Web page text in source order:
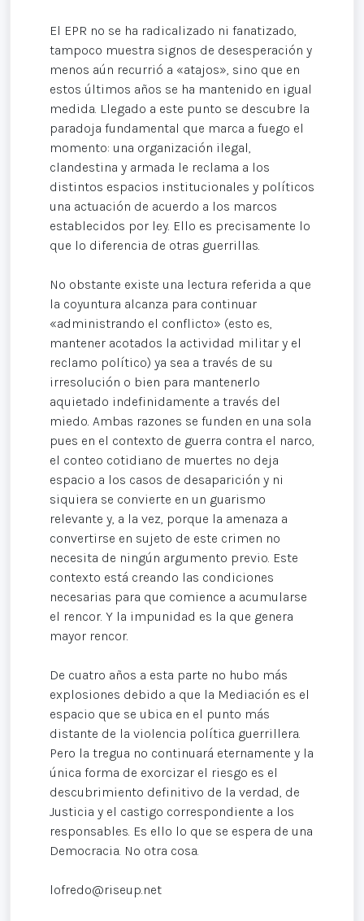
El EPR no se ha radicalizado ni fanatizado,
tampoco muestra signos de desesperación y
menos aún recurrió a «atajos», sino que en
estos últimos años se ha mantenido en igual
medida. Llegado a este punto se descubre la
paradoja fundamental que marca a fuego el
momento: una organización ilegal,
clandestina y armada le reclama a los
distintos espacios institucionales y políticos
una actuación de acuerdo a los marcos
establecidos por ley. Ello es precisamente lo
que lo diferencia de otras guerrillas.
No obstante existe una lectura referida a que
la coyuntura alcanza para continuar
«administrando el conflicto» (esto es,
mantener acotados la actividad militar y el
reclamo político) ya sea a través de su
irresolución o bien para mantenerlo
aquietado indefinidamente a través del
miedo. Ambas razones se funden en una sola
pues en el contexto de guerra contra el narco,
el conteo cotidiano de muertes no deja
espacio a los casos de desaparición y ni
siquiera se convierte en un guarismo
relevante y, a la vez, porque la amenaza a
convertirse en sujeto de este crimen no
necesita de ningún argumento previo. Este
contexto está creando las condiciones
necesarias para que comience a acumularse
el rencor. Y la impunidad es la que genera
mayor rencor.
De cuatro años a esta parte no hubo más
explosiones debido a que la Mediación es el
espacio que se ubica en el punto más
distante de la violencia política guerrillera.
Pero la tregua no continuará eternamente y la
única forma de exorcizar el riesgo es el
descubrimiento definitivo de la verdad, de
Justicia y el castigo correspondiente a los
responsables. Es ello lo que se espera de una
Democracia. No otra cosa.
lofredo@riseup.net